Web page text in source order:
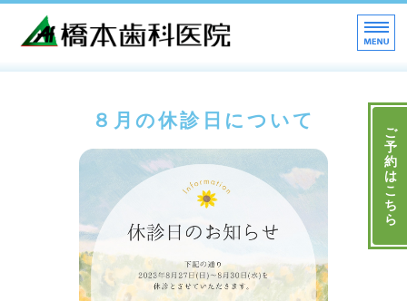
高知市 AAf橋本歯科医院
８月の休診日について
ご
予
約
は
こ
ち
ら